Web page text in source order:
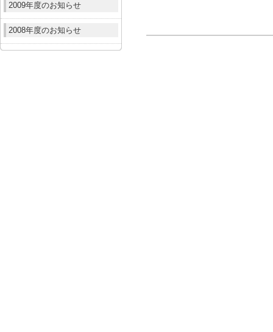
2009年度のお知らせ
2008年度のお知らせ